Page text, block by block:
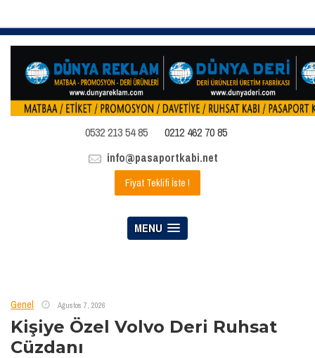
0532 213 54 85
0212 462 70 85
info@pasaportkabi.net
Fiyat Teklifi İste !
MENU
Genel Ağustos 7, 2026
Kişiye Özel Volvo Deri Ruhsat
Cüzdanı